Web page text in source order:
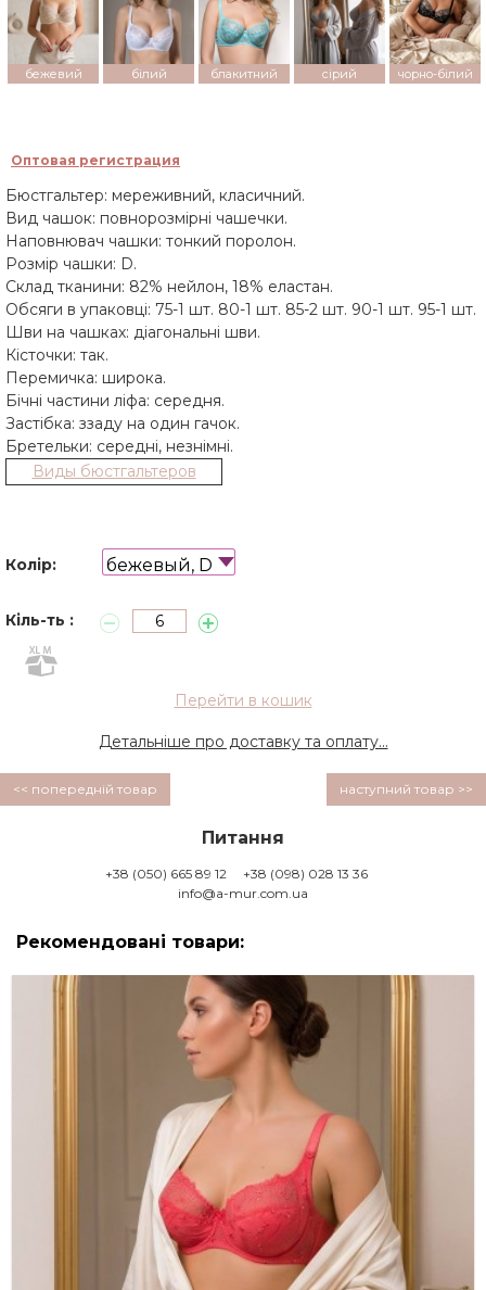
бежевий білий блакитний сірий чорно-білий
Оптовая регистрация
Бюстгальтер: мереживний, класичний.
Вид чашок: повнорозмірні чашечки.
Наповнювач чашки: тонкий поролон.
Розмір чашки: D.
Склад тканини: 82% нейлон, 18% еластан.
Обсяги в упаковці: 75-1 шт. 80-1 шт. 85-2 шт. 90-1 шт. 95-1 шт.
Шви на чашках: діагональні шви.
Кісточки: так.
Перемичка: широка.
Бічні частини ліфа: середня.
Застібка: ззаду на один гачок.
Бретельки: середні, незнімні.
Виды бюстгальтеров
Колір: бежевый, D
Кіль-ть :
Перейти в кошик
Детальніше про доставку та оплату...
<< попередній товар наступний товар >>
Питання
+38 (050) 665 89 12
+38 (098) 028 13 36
info@a-mur.com.ua
Рекомендовані товари: